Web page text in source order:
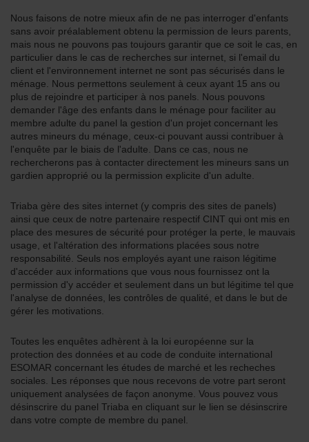
Nous faisons de notre mieux afin de ne pas interroger d'enfants
sans avoir préalablement obtenu la permission de leurs parents,
mais nous ne pouvons pas toujours garantir que ce soit le cas, en
particulier dans le cas de recherches sur internet, si l'email du
client et l'environnement internet ne sont pas sécurisés dans le
ménage. Nous permettons seulement à ceux ayant 15 ans ou
plus de rejoindre et participer à nos panels. Nous pouvons
demander l'âge des enfants dans le ménage pour faciliter au
membre adulte du panel la gestion d'un projet concernant les
autres mineurs du ménage, ceux-ci pouvant aussi contribuer à
l'enquête par le biais de l'adulte. Dans ce cas, nous ne
rechercherons pas à contacter directement les mineurs sans un
gardien approprié ou la permission explicite d'un adulte.
Triaba gère des sites internet (y compris des sites de panels)
ainsi que ceux de notre partenaire respectif CINT qui ont mis en
place des mesures de sécurité pour protéger la perte, le mauvais
usage, et l'altération des informations placées sous notre
responsabilité. Seuls nos employés ayant une raison légitime
d'accéder aux informations que vous nous fournissez ont la
permission d'y accéder et seulement dans un but légitime tel que
l'analyse de données, les contrôles de qualité, et dans le but de
gérer les motivations.
Toutes les enquêtes adhèrent à la loi européenne sur la
protection des données et au code de conduite international
ESOMAR concernant les études de marché et les recheches
sociales. Les réponses que nous recevons de votre part seront
uniquement analysées de façon anonyme. Vous pouvez vous
désinscrire du panel Triaba en cliquant sur le lien se désinscrire
dans votre compte de membre du panel.